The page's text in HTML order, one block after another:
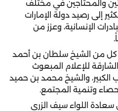
والمحتاجين في مختلف
إلى رصيد دولة الإمارات
الإنسانية، وعزز من
كل من الشيخ سلطان بن أحمد
للإعلام المبعوث
الكبير، والشيخ محمد بن حميد
وتنمية المجتمع.
اللواء سيف الزري